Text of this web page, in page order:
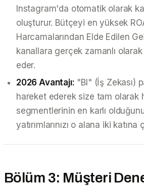
Instagram'da otomatik olarak
oluşturur. Bütçeyi en yüksek
Harcamalarından Elde Edilen
kanallara gerçek zamanlı
eder.
2026 Avantajı: "BI" (İş Zekası)
hareket ederek size tam olarak
segmentlerinin en karlı
yatırımlarınızı o alana iki katına
Bölüm 3: Müşteri